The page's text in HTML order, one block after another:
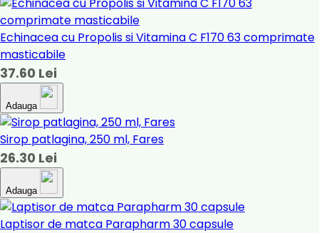
Echinacea cu Propolis si Vitamina C F170 63 comprimate
masticabile
37.60 Lei
Adauga
Sirop patlagina, 250 ml, Fares
26.30 Lei
Adauga
Laptisor de matca Parapharm 30 capsule